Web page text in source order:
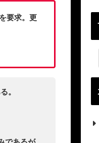
要求。更
。